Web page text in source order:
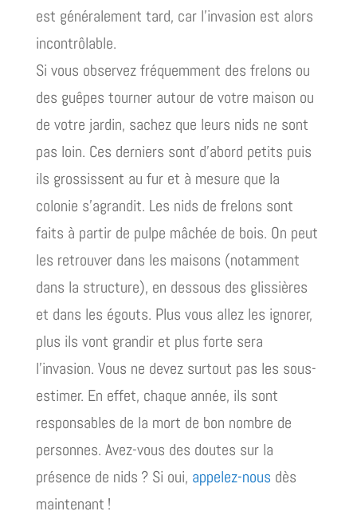
est généralement tard, car l’invasion est alors
incontrôlable.
Si vous observez fréquemment des frelons ou
des guêpes tourner autour de votre maison ou
de votre jardin, sachez que leurs nids ne sont
pas loin. Ces derniers sont d’abord petits puis
ils grossissent au fur et à mesure que la
colonie s’agrandit. Les nids de frelons sont
faits à partir de pulpe mâchée de bois. On peut
les retrouver dans les maisons (notamment
dans la structure), en dessous des glissières
et dans les égouts. Plus vous allez les ignorer,
plus ils vont grandir et plus forte sera
l’invasion. Vous ne devez surtout pas les sous-
estimer. En effet, chaque année, ils sont
responsables de la mort de bon nombre de
personnes. Avez-vous des doutes sur la
présence de nids ? Si oui, appelez-nous dès
maintenant !